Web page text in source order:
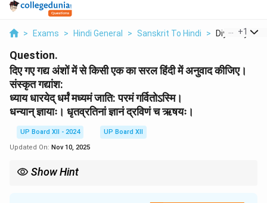
> Exams > Hindi General > Sanskrit To Hindi > Diye Gaye
+1
Question.
दिए गए गद्य अंशों में से किसी एक का सरल हिंदी में अनुवाद कीजिए।
संस्कृत गद्यांश:
ध्याय धारयेद् धर्मं मध्यमं जाति: परमं गर्वितोऽस्मि।
धन्यान् ज्ञायाः। धृतव्रतिनां ज्ञानं द्रविणं च ऋषयः।
UP Board XII - 2024
UP Board XII
Updated On: Nov 10, 2025
Show Hint